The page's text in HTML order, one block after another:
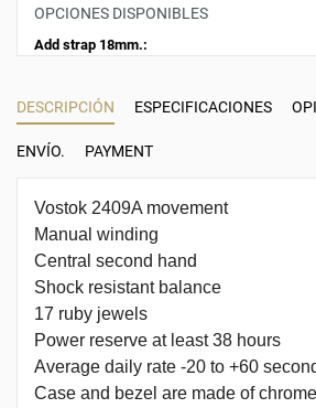
OPCIONES DISPONIBLES
Add strap 18mm.:
DESCRIPCIÓN ESPECIFICACIONES
ENVÍO. PAYMENT
Vostok 2409A movement
Manual winding
Central second hand
Shock resistant balance
17 ruby jewels
Power reserve at least 38 hours
Average daily rate -20 to +60
Case and bezel are made ​​of